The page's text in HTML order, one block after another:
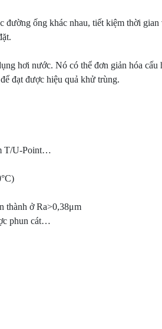
ống khác nhau, tiết kiệm thời
hơi nước. Nó có thể đơn giản hóa
đạt được hiệu quả khử trùng.
T/U-Point…
thành ở Ra>0,38μm
phun cát…